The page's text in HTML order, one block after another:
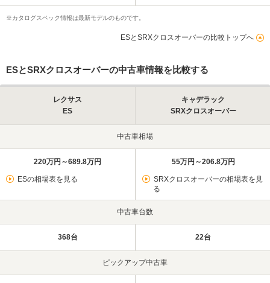
※カタログスペック情報は最新モデルのものです。
ESとSRXクロスオーバーの比較トップへ
ESとSRXクロスオーバーの中古車情報を比較する
レクサス
ES
キャデラック
SRXクロスオーバー
中古車相場
220万円～689.8万円
ESの相場表を見る
55万円～206.8万円
SRXクロスオーバーの相場表を見
る
中古車台数
368台 22台
ピックアップ中古車